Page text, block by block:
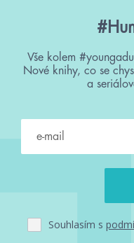
Vše kolem
Nové knihy, co se
a
Souhlasím s